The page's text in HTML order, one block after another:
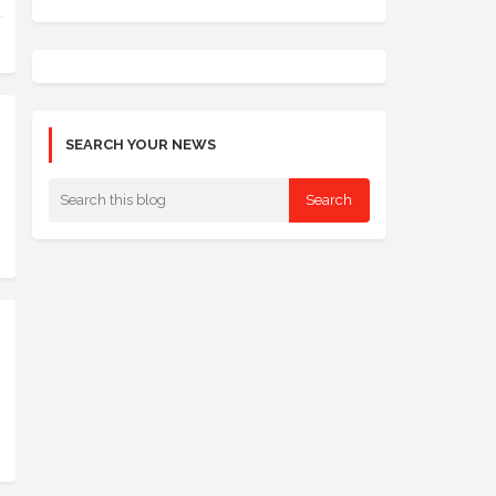
SEARCH YOUR NEWS